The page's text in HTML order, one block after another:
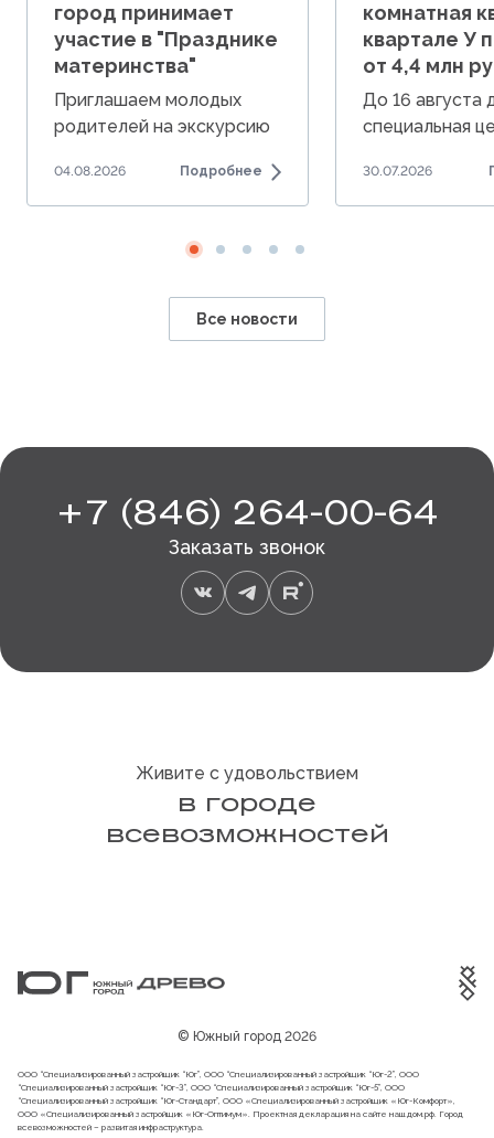
город принимает
участие в "Празднике
материнства"
Приглашаем молодых
родителей на экскурсию
04.08.2026 Подробнее
комнатная
квартале У
от 4,4 млн
До 16 августа
специальная
от 4,4 млн руб.
30.07.2026
Все новости
+7 (846) 264-00-64
Заказать звонок
Живите с удовольствием
в городе
всевозможностей
© Южный город 2026
ООО “Специализированный застройщик “Юг”, ООО “Специализированный застройщик “Юг-2”, ООО
“Специализированный застройщик “Юг-3”, ООО “Специализированный застройщик “Юг-5”, ООО
“Специализированный застройщик “Юг-Стандарт”, ООО «Специализированный застройщик «Юг-Комфорт»,
ООО «Специализированный застройщик «Юг-Оптимум». Проектная декларация на сайте наш.дом.рф . Город
всевозможностей – развитая инфраструктура.